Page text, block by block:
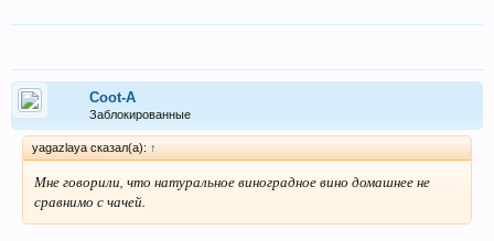
Coot-A
Заблокированные
yagazlaya сказал(а): ↑
Мне говорили, что натуральное виноградное вино домашнее не
сравнимо с чачей.